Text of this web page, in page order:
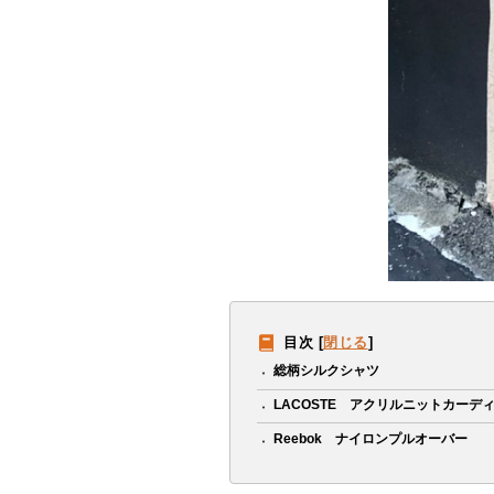
目次 [閉じる]
総柄シルクシャツ
LACOSTE アクリルニットカーデ
Reebok ナイロンプルオーバー